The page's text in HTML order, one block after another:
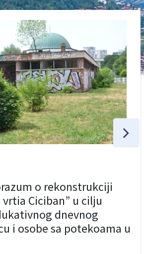
o rekonstrukciji
Ciciban” u cilju
dnevnog
i osobe sa potekoama u